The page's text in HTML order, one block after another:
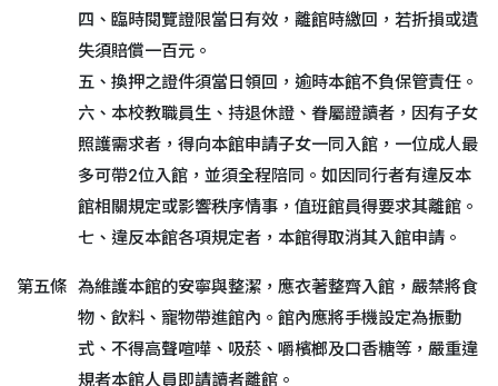
四、臨時閱覽證限當日有效，離館時繳回，若折損或遺
失須賠償一百元。
五、換押之證件須當日領回，逾時本館不負保管責任。
六、本校教職員生、持退休證、眷屬證讀者，因有子女
照護需求者，得向本館申請子女一同入館，一位成人最
多可帶2位入館，並須全程陪同。如因同行者有違反本
館相關規定或影響秩序情事，值班館員得要求其離館。
七、違反本館各項規定者，本館得取消其入館申請。
第五條 為維護本館的安寧與整潔，應衣著整齊入館，嚴禁將食
物、飲料、寵物帶進館內。館內應將手機設定為振動
式、不得高聲喧嘩、吸菸、嚼檳榔及口香糖等，嚴重違
規者本館人員即請讀者離館。